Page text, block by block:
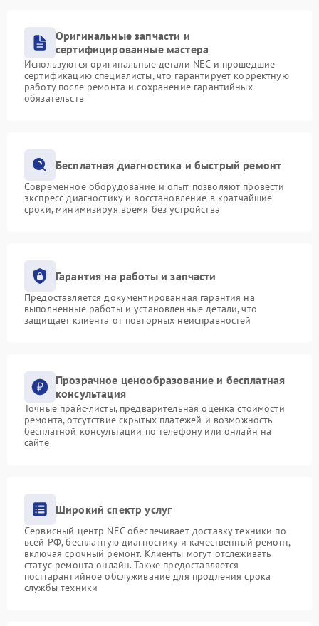
Оригинальные запчасти и
сертифицированные мастера
Используются оригинальные детали NEC и прошедшие
сертификацию специалисты, что гарантирует корректную
работу после ремонта и сохранение гарантийных
обязательств
Бесплатная диагностика и быстрый ремонт
Современное оборудование и опыт позволяют провести
экспресс-диагностику и восстановление в кратчайшие
сроки, минимизируя время без устройства
Гарантия на работы и запчасти
Предоставляется документированная гарантия на
выполненные работы и установленные детали, что
защищает клиента от повторных неисправностей
Прозрачное ценообразование и бесплатная
консультация
Точные прайс-листы, предварительная оценка стоимости
ремонта, отсутствие скрытых платежей и возможность
бесплатной консультации по телефону или онлайн на
сайте
Широкий спектр услуг
Сервисный центр NEC обеспечивает доставку техники по
всей РФ, бесплатную диагностику и качественный ремонт,
включая срочный ремонт. Клиенты могут отслеживать
статус ремонта онлайн. Также предоставляется
постгарантийное обслуживание для продления срока
службы техники